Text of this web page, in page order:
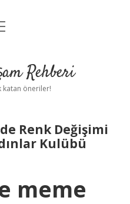
Rehberi
katan öneriler!
Renk Değişimi
Kulübü
meme